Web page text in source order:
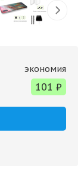
экономия
101 ₽